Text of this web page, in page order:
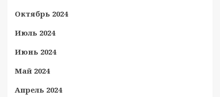
Октябрь 2024
Июль 2024
Июнь 2024
Май 2024
Апрель 2024